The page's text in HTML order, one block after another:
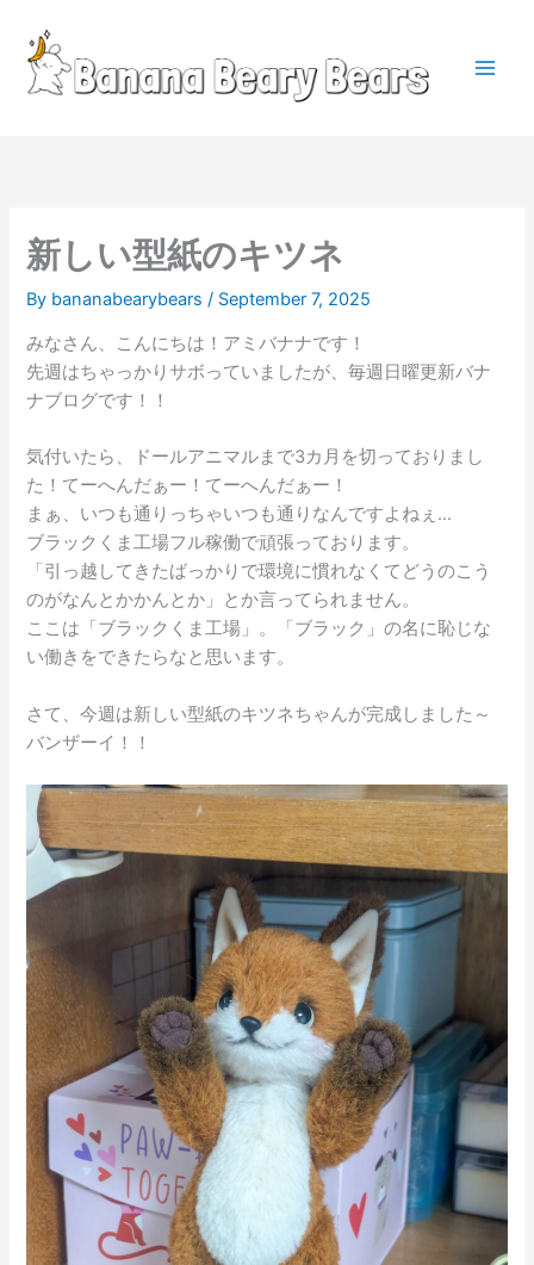
content
新しい型紙のキツネ
By bananabearybears / September 7, 2025
みなさん、こんにちは！アミバナナです！
先週はちゃっかりサボっていましたが、毎週日曜更新バナ
ナブログです！！
気付いたら、ドールアニマルまで3カ月を切っておりまし
た！てーへんだぁー！てーへんだぁー！
まぁ、いつも通りっちゃいつも通りなんですよねぇ…
ブラックくま工場フル稼働で頑張っております。
「引っ越してきたばっかりで環境に慣れなくてどうのこう
のがなんとかかんとか」とか言ってられません。
ここは「ブラックくま工場」。「ブラック」の名に恥じな
い働きをできたらなと思います。
さて、今週は新しい型紙のキツネちゃんが完成しました～
バンザーイ！！